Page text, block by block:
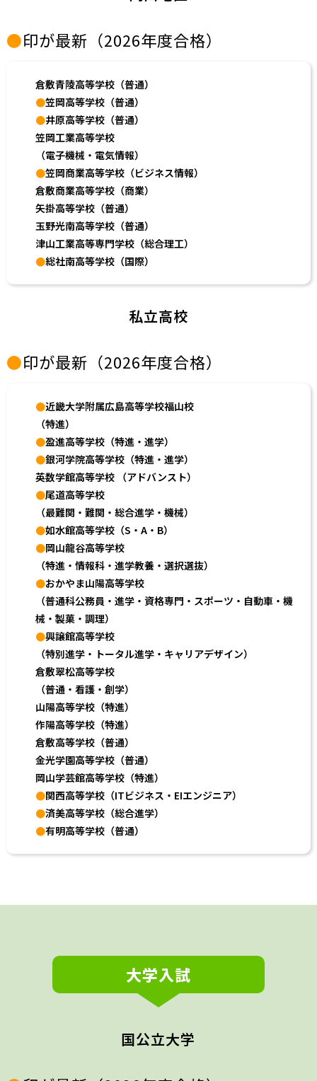
●印が最新（2026年度合格）
倉敷青陵高等学校（普通）
●笠岡高等学校（普通）
●井原高等学校（普通）
笠岡工業高等学校
（電子機械・電気情報）
●笠岡商業高等学校（ビジネス情報）
倉敷商業高等学校（商業）
矢掛高等学校（普通）
玉野光南高等学校（普通）
津山工業高等専門学校（総合理工）
●総社南高等学校（国際）
私立高校
●印が最新（2026年度合格）
●近畿大学附属広島高等学校福山校
（特進）
●盈進高等学校（特進・進学）
●銀河学院高等学校（特進・進学）
英数学館高等学校 （アドバンスト）
●尾道高等学校
（最難関・難関・総合進学・機械）
●如水館高等学校（S・A・B）
●岡山龍谷高等学校
（特進・情報科・進学教養・選択選抜）
●おかやま山陽高等学校
（普通科公務員・進学・資格専門・スポーツ・自動車・機
械・製菓・調理）
●興譲館高等学校
（特別進学・トータル進学・キャリアデザイン）
倉敷翠松高等学校
（普通・看護・創学）
山陽高等学校（特進）
作陽高等学校（特進）
倉敷高等学校（普通）
金光学園高等学校（普通）
岡山学芸館高等学校（特進）
●関西高等学校（ITビジネス・EIエンジニア）
●済美高等学校（総合進学）
●有明高等学校（普通）
大学入試
国公立大学